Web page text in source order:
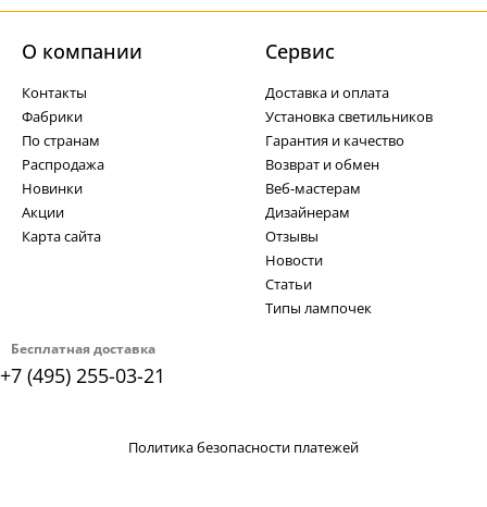
Бесплатная доставка
+7 (495) 255-03-21
О компании
Контакты
Фабрики
По странам
Распродажа
Новинки
Акции
Карта сайта
Cервис
Доставка и оплата
Установка светильников
Гарантия и качество
Возврат и обмен
Веб-мастерам
Дизайнерам
Отзывы
Новости
Статьи
Типы лампочек
Политика безопасности платежей